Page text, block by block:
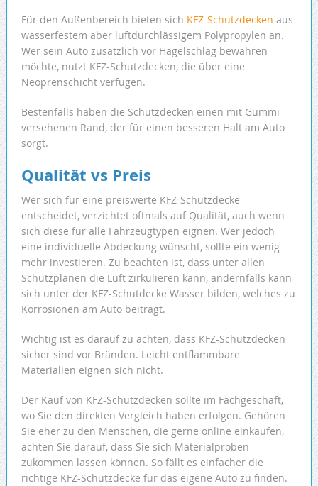
Für den Außenbereich bieten sich KFZ-Schutzdecken aus
wasserfestem aber luftdurchlässigem Polypropylen an.
Wer sein Auto zusätzlich vor Hagelschlag bewahren
möchte, nutzt KFZ-Schutzdecken, die über eine
Neoprenschicht verfügen.
Bestenfalls haben die Schutzdecken einen mit Gummi
versehenen Rand, der für einen besseren Halt am Auto
sorgt.
Qualität vs Preis
Wer sich für eine preiswerte KFZ-Schutzdecke
entscheidet, verzichtet oftmals auf Qualität, auch wenn
sich diese für alle Fahrzeugtypen eignen. Wer jedoch
eine individuelle Abdeckung wünscht, sollte ein wenig
mehr investieren. Zu beachten ist, dass unter allen
Schutzplanen die Luft zirkulieren kann, andernfalls kann
sich unter der KFZ-Schutdecke Wasser bilden, welches zu
Korrosionen am Auto beiträgt.
Wichtig ist es darauf zu achten, dass KFZ-Schutzdecken
sicher sind vor Bränden. Leicht entflammbare
Materialien eignen sich nicht.
Der Kauf von KFZ-Schutzdecken sollte im Fachgeschäft,
wo Sie den direkten Vergleich haben erfolgen. Gehören
Sie eher zu den Menschen, die gerne online einkaufen,
achten Sie darauf, dass Sie sich Materialproben
zukommen lassen können. So fällt es einfacher die
richtige KFZ-Schutzdecke für das eigene Auto zu finden.